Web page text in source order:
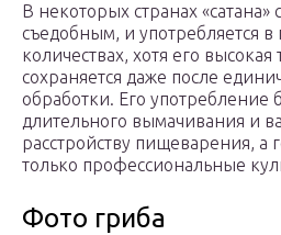
В некоторых странах «сатана»
съедобным, и употребляется
количествах, хотя его высокая
сохраняется даже после
обработки. Его употребление
длительного вымачивания и
расстройству пищеварения, а
только профессиональные
Фото гриба